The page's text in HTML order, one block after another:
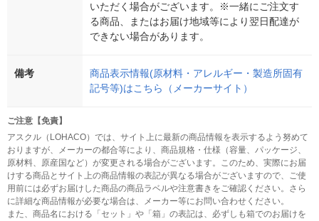
いただく場合がございます。※一緒にご注文す
る商品、またはお届け地域等により翌日配達が
できない場合があります。
備考
商品表示情報(原材料・アレルギー・製造所固有
記号等)はこちら（メーカーサイト）
ご注意【免責】
アスクル（LOHACO）では、サイト上に最新の商品情報を表示するよう努めて
おりますが、メーカーの都合等により、商品規格・仕様（容量、パッケージ、
原材料、原産国など）が変更される場合がございます。このため、実際にお届
けする商品とサイト上の商品情報の表記が異なる場合がございますので、ご使
用前には必ずお届けした商品の商品ラベルや注意書きをご確認ください。さら
に詳細な商品情報が必要な場合は、メーカー等にお問い合わせください。
また、商品名における「セット」や「箱」の表記は、必ずしも箱でのお届けを